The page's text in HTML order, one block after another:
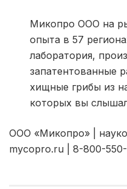
Микопро ООО на
опыта в 57
лаборатория,
запатентованные
хищные грибы из
которых вы
ООО «Микопро» |
mycopro.ru | 8-800-